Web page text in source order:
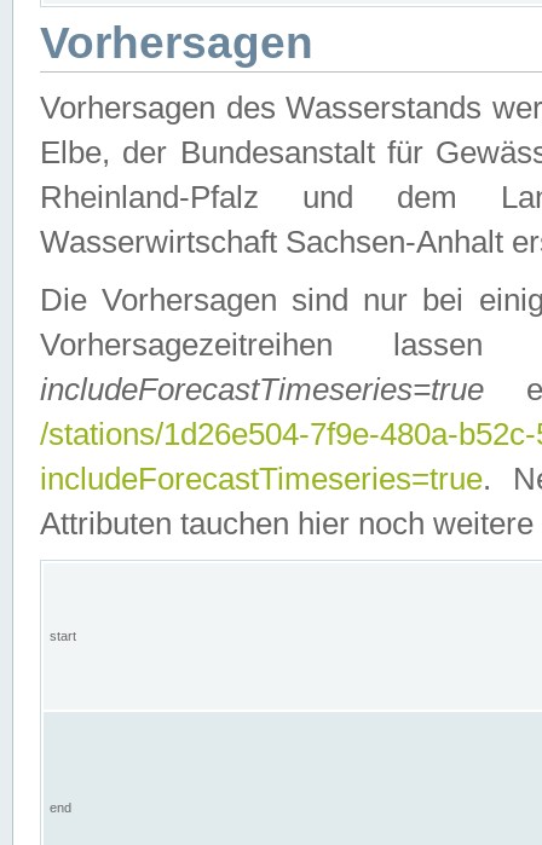
Vorhersagen
Vorhersagen des Wasserstands
Elbe, der Bundesanstalt für
Rheinland-Pfalz und dem
Wasserwirtschaft Sachsen-Anhalt
Die Vorhersagen sind nur bei
Vorhersagezeitreihen
includeForecastTimeseries=true
/stations/1d26e504-7f9e-480a-
includeForecastTimeseries=true.
Attributen tauchen hier noch weitere
start
end